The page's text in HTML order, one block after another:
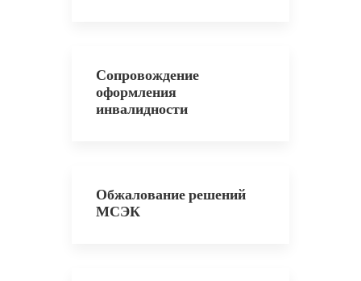
Сопровождение
оформления
инвалидности
Обжалование решений
МСЭК